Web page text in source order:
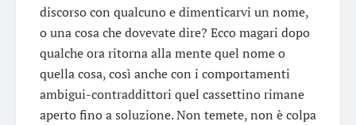
discorso con qualcuno e dimenticarvi un nome,
o una cosa che dovevate dire? Ecco magari dopo
qualche ora ritorna alla mente quel nome o
quella cosa, così anche con i comportamenti
ambigui-contraddittori quel cassettino rimane
aperto fino a soluzione. Non temete, non è colpa